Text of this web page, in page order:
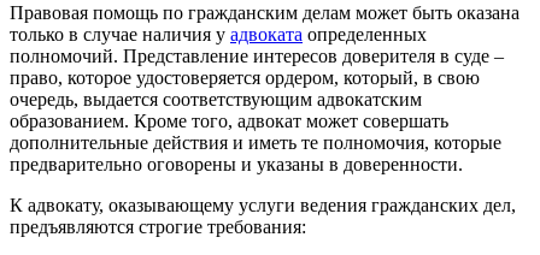
Правовая помощь по гражданским делам может быть оказана
только в случае наличия у адвоката определенных
полномочий. Представление интересов доверителя в суде –
право, которое удостоверяется ордером, который, в свою
очередь, выдается соответствующим адвокатским
образованием. Кроме того, адвокат может совершать
дополнительные действия и иметь те полномочия, которые
предварительно оговорены и указаны в доверенности.
К адвокату, оказывающему услуги ведения гражданских дел,
предъявляются строгие требования: